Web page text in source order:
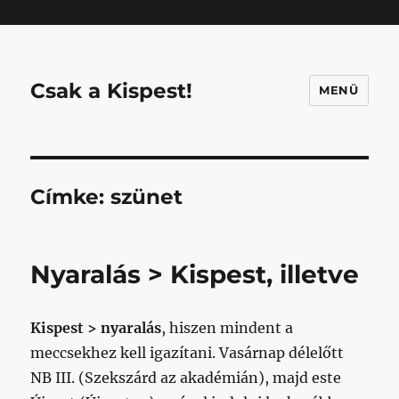
Csak a Kispest! MENÜ
Címke:szünet
Nyaralás > Kispest, illetve
Kispest > nyaralás, hiszen mindent a
meccsekhez kell igazítani. Vasárnap délelőtt
NB III. (Szekszárd az akadémián), majd este